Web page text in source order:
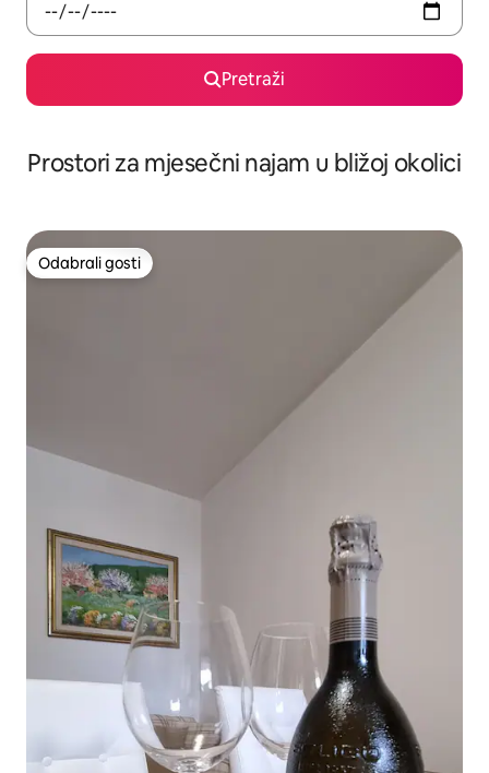
Pretraži
Prostori za mjesečni najam u bližoj okolici
Odabrali gosti
Odabrali gosti